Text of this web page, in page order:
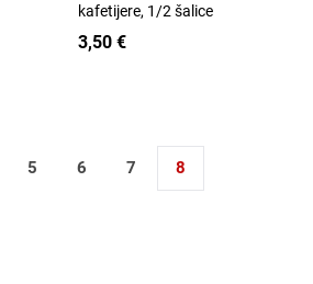
kafetijere, 1/2 šalice
3,50 €
5 6 7 8